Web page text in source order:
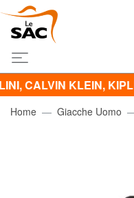
KIPLING e
Home Giacche Uomo